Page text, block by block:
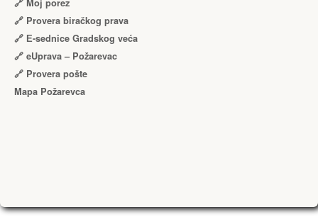
🔗 Moj porez
🔗 Provera biračkog prava
🔗 Е-sednice Gradskog veća
🔗 eUprava – Požarevac
🔗 Provera pošte
Mapa Požarevca